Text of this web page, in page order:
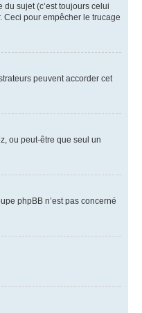
sujet (c’est toujours celui
Ceci pour empêcher le trucage
peuvent accorder cet
ou peut-être que seul un
phpBB n’est pas concerné